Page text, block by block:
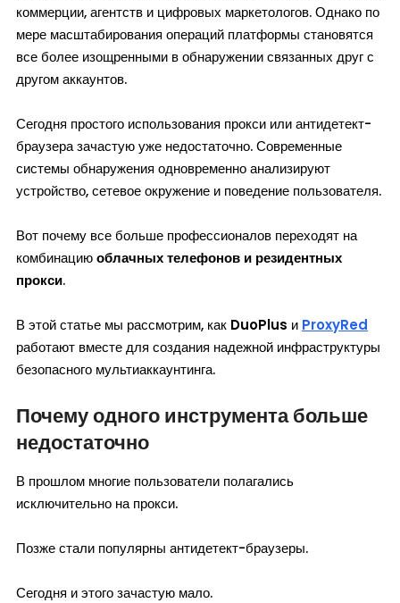
коммерции, агентств и цифровых маркетологов. Однако по
мере масштабирования операций платформы становятся
все более изощренными в обнаружении связанных друг с
другом аккаунтов.
Сегодня простого использования прокси или антидетект-
браузера зачастую уже недостаточно. Современные
системы обнаружения одновременно анализируют
устройство, сетевое окружение и поведение пользователя.
Вот почему все больше профессионалов переходят на
комбинациюоблачных телефонов и резидентных
прокси.
В этой статье мы рассмотрим, как DuoPlus и ProxyRed
работают вместе для создания надежной инфраструктуры
безопасного мультиаккаунтинга.
Почему одного инструмента больше
недостаточно
В прошлом многие пользователи полагались
исключительно на прокси.
Позже стали популярны антидетект-браузеры.
Сегодня и этого зачастую мало.